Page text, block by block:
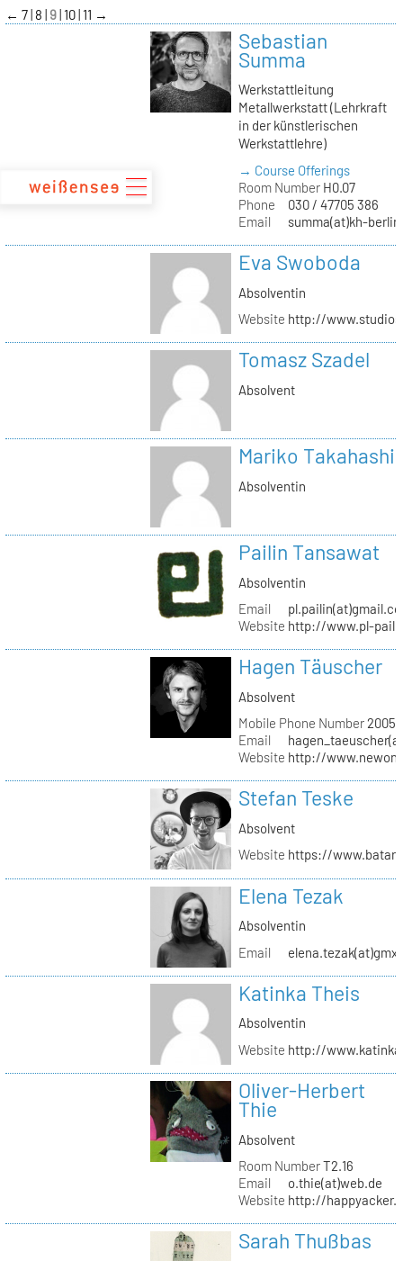
zum
Inhalt
← 7 8 9 10 11 →
Sebastian
Summa
Werkstattleitung
Metallwerkstatt (Lehrkraft
in der künstlerischen
Werkstattlehre)
→ Course Offerings
Room NumberH0.07
Phone
030 / 47705 386
Email
summa(at)kh-
Eva Swoboda
Absolventin
Website http://
Tomasz Szadel
Absolvent
Mariko Takahashi
Absolventin
Pailin Tansawat
Absolventin
Email
Website http://www.pl-
Hagen Täuscher
Absolvent
Mobile Phone Number
Email
Website http://
Stefan Teske
Absolvent
Website https://
Elena Tezak
Absolventin
Email
Katinka Theis
Absolventin
Website http://
Oliver-Herbert
Thie
Absolvent
Room NumberT2.16
Email
o.thie(at)web.de
Website http://
Sarah Thußbas